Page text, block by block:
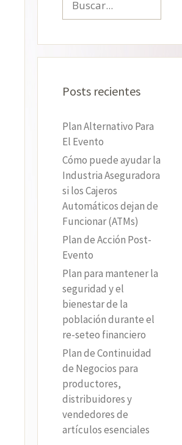
Posts recientes
Plan Alternativo Para
El Evento
Cómo puede ayudar la
Industria Aseguradora
si los Cajeros
Automáticos dejan de
Funcionar (ATMs)
Plan de Acción Post-
Evento
Plan para mantener la
seguridad y el
bienestar de la
población durante el
re-seteo financiero
Plan de Continuidad
de Negocios para
productores,
distribuidores y
vendedores de
artículos esenciales